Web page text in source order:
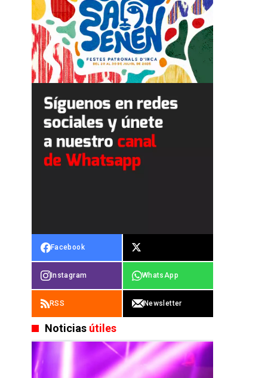
Facebook
Instagram WhatsApp
RSS Newsletter
Noticias útiles